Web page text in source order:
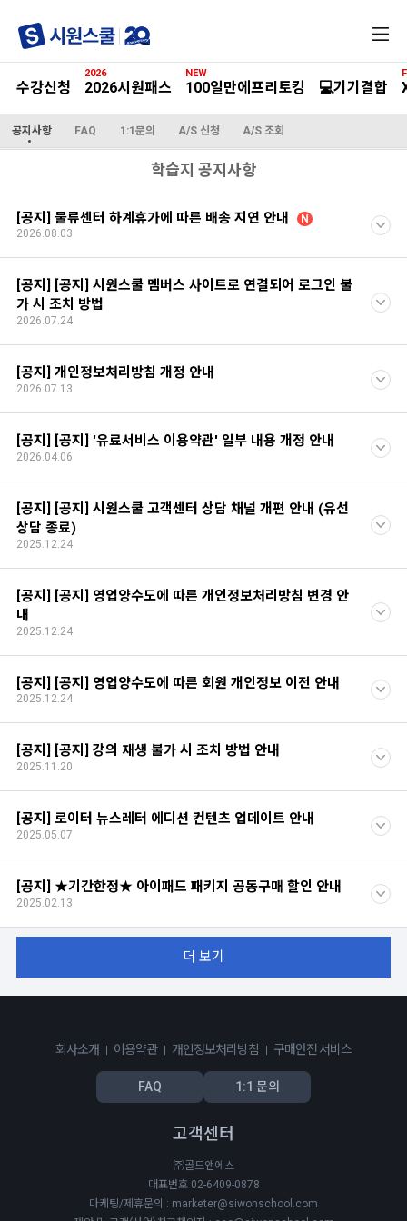
메
수강신청 2026시원패스
2026
100일만에프리토킹
NEW
💻기기결합
공지사항 FAQ 1:1문의 A/S 신청 A/S 조회
학습지 공지사항
[공지] 물류센터 하계휴가에 따른 배송 지연 안내
N
2026.08.03
[공지] [공지] 시원스쿨 멤버스 사이트로 연결되어 로그인 불
가 시 조치 방법
2026.07.24
[공지] 개인정보처리방침 개정 안내
2026.07.13
[공지] [공지] '유료서비스 이용약관' 일부 내용 개정 안내
2026.04.06
[공지] [공지] 시원스쿨 고객센터 상담 채널 개편 안내 (유선
상담 종료)
2025.12.24
[공지] [공지] 영업양수도에 따른 개인정보처리방침 변경 안
내
2025.12.24
[공지] [공지] 영업양수도에 따른 회원 개인정보 이전 안내
2025.12.24
[공지] [공지] 강의 재생 불가 시 조치 방법 안내
2025.11.20
[공지] 로이터 뉴스레터 에디션 컨텐츠 업데이트 안내
2025.05.07
[공지] ★기간한정★ 아이패드 패키지 공동구매 할인 안내
2025.02.13
더 보기
회사소개 이용약관 개인정보처리방침 구매안전 서비스
FAQ 1:1 문의
고객센터
㈜골드앤에스
대표번호 02-6409-0878
마케팅/제휴문의 : marketer@siwonschool.com